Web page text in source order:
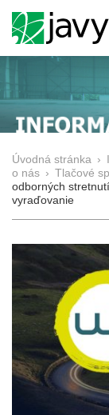
Úvodná stránka ›
o nás › Tlačové
odborných
vyraďovanie